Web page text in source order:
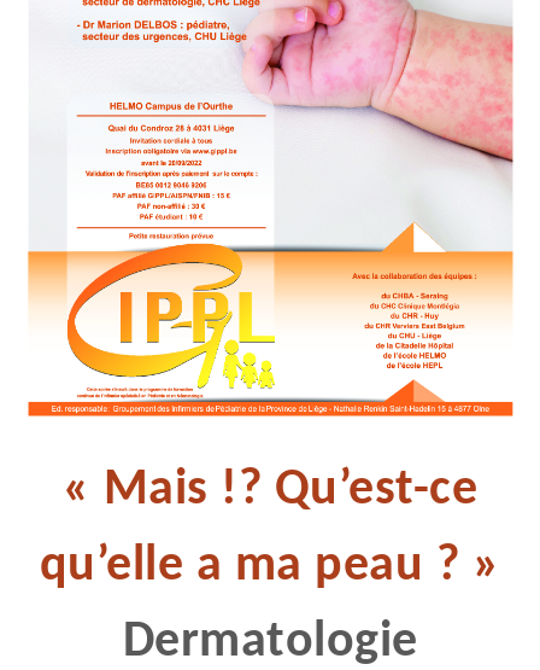
« Mais !? Qu’est-ce
qu’elle a ma peau ? »
Dermatologie